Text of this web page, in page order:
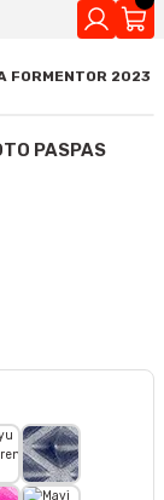
FORMENTOR 2023
PASPAS